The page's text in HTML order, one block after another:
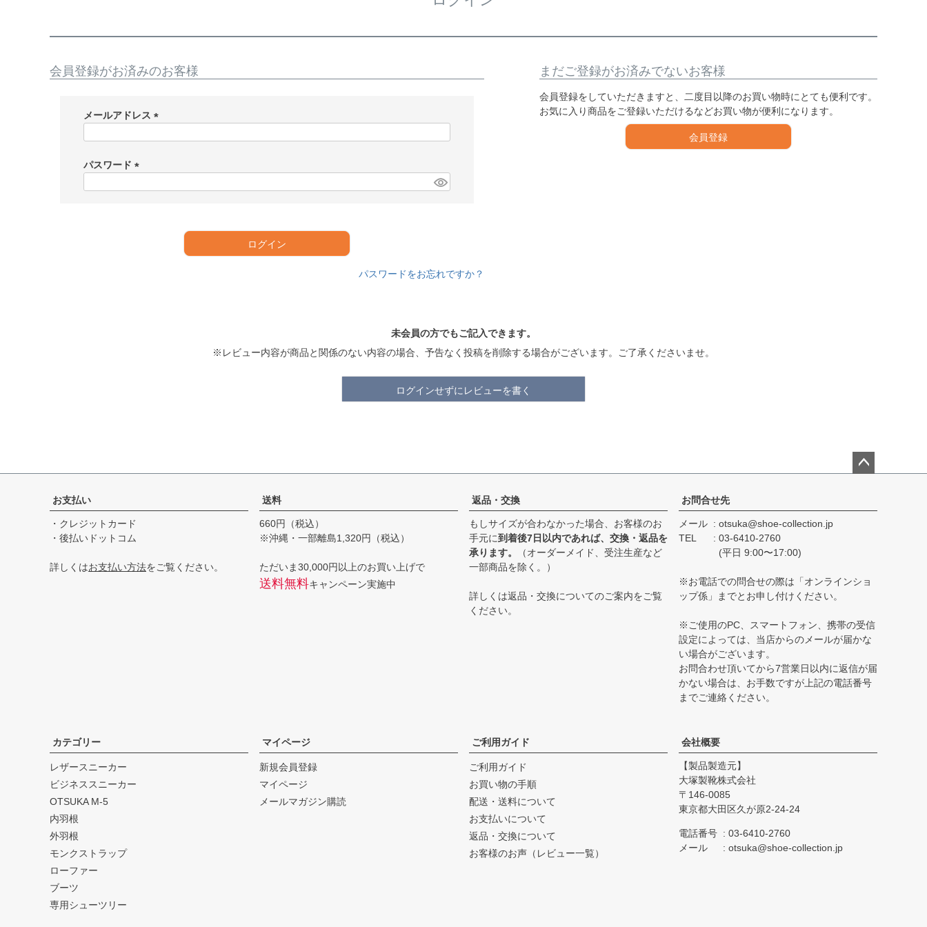
会員登録がお済みのお客様
メールアドレス
)
パスワード
ログイン
パスワードをお忘れですか？
まだご登録がお済みでないお客様
会員登録をしていただきますと、二度目以降のお買い物時にとても便利です。
お気に入り商品をご登録いただけるなどお買い物が便利になります。
会員登録
未会員の方でもご記入できます。
※レビュー内容が商品と関係のない内容の場合、予告なく投稿を削除する場合がございます。ご了承くださいませ。
ログインせずにレビューを書く
ップ
お支払い
・クレジットカード
・後払いドットコム
詳しくはお支払い方法をご覧ください。
送料
660円（税込）
※沖縄・一部離島1,320円（税込）
ただいま30,000円以上のお買い上げで
送料無料キャンペーン実施中
返品・交換
もしサイズが合わなかった場合、お客様のお
手元に到着後7日以内であれば、交換・返品を
承ります。
（オーダーメイド、受注生産など
一部商品を除く。）
詳しくは返品・交換についてのご案内をご覧
ください。
お問合せ先
メール
otsuka@shoe-collection.jp
TEL
03-6410-2760
(平日 9:00〜17:00)
※お電話での問合せの際は「オンラインショ
ップ係」までとお申し付けください。
※ご使用のPC、スマートフォン、携帯の受信
設定によっては、当店からのメールが届かな
い場合がございます。
お問合わせ頂いてから7営業日以内に返信が届
かない場合は、お手数ですが上記の電話番号
までご連絡ください。
カテゴリー
レザースニーカー
ビジネススニーカー
OTSUKA M-5
内羽根
外羽根
モンクストラップ
ローファー
ブーツ
専用シューツリー
マイページ
新規会員登録
マイページ
メールマガジン購読
ご利用ガイド
ご利用ガイド
お買い物の手順
配送・送料について
お支払いについて
返品・交換について
お客様のお声（レビュー一覧）
会社概要
【製品製造元】
大塚製靴株式会社
146-0085
東京都大田区久が原2-24-24
電話番号
03-6410-2760
メール
otsuka@shoe-collection.jp